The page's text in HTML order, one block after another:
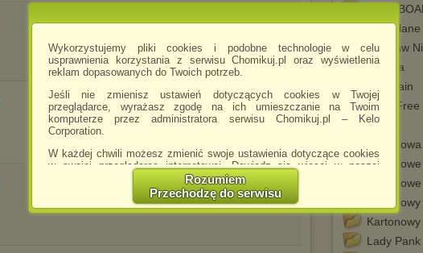
Wykorzystujemy pliki cookies i podobne technologie w celu
usprawnienia korzystania z serwisu Chomikuj.pl oraz wyświetlenia
reklam dopasowanych do Twoich potrzeb.
Jeśli nie zmienisz ustawień dotyczących cookies w Twojej
przeglądarce, wyrażasz zgodę na ich umieszczanie na Twoim
komputerze przez administratora serwisu Chomikuj.pl – Kelo
Corporation.
W każdej chwili możesz zmienić swoje ustawienia dotyczące cookies
w swojej przeglądarce internetowej. Dowiedz się więcej w naszej
http://chomikuj.pl/PolitykaPrywatnosci.aspx
Jednocześnie informujemy że zmiana ustawień przeglądarki może
spowodować ograniczenie korzystania ze strony Chomikuj.pl.
W przypadku braku twojej zgody na akceptację cookies niestety
Rozumiem
Przechodzę do serwisu
CardPlane
Czesław
erotyka
Girl Train
GPM Free
JSC
Lady Pank